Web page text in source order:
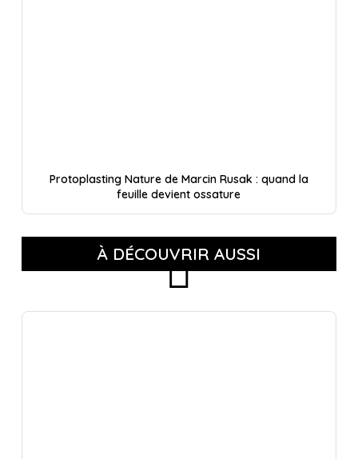
Protoplasting Nature de Marcin Rusak : quand la
feuille devient ossature
À DÉCOUVRIR AUSSI